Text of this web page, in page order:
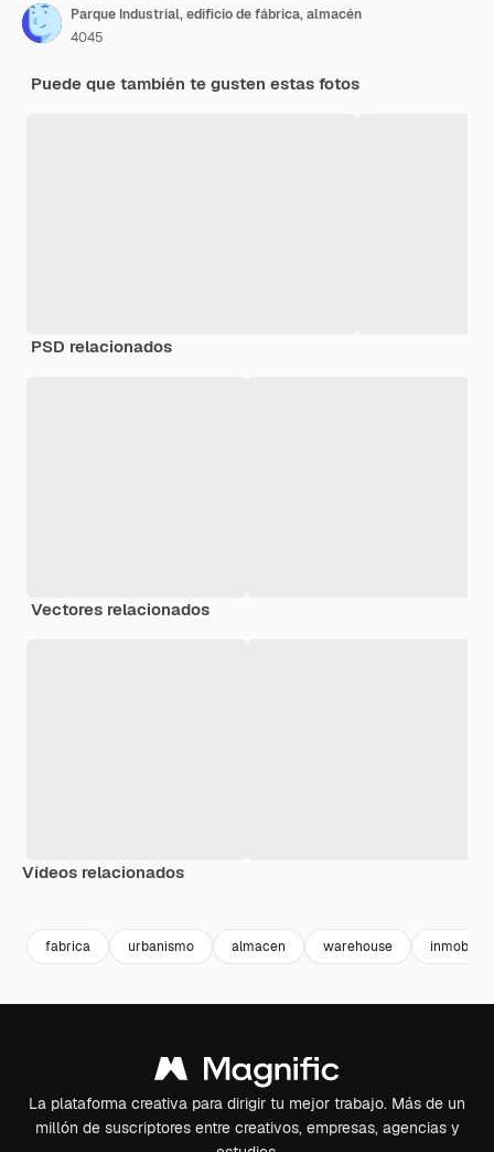
Parque Industrial, edificio de fábrica, almacén
4045
Puede que también te gusten estas fotos
PSD relacionados
Vectores relacionados
Vídeos relacionados
fabrica urbanismo almacen warehouse
La plataforma creativa para dirigir tu mejor trabajo. Más de un
millón de suscriptores entre creativos, empresas, agencias y